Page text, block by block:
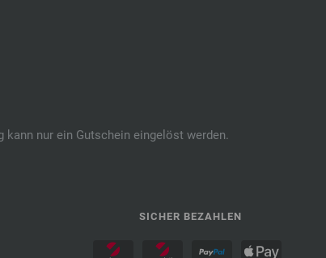
nur ein Gutschein eingelöst werden.
SICHER BEZAHLEN